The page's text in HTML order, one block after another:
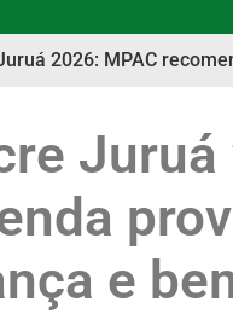
2026: MPAC
Juruá
e